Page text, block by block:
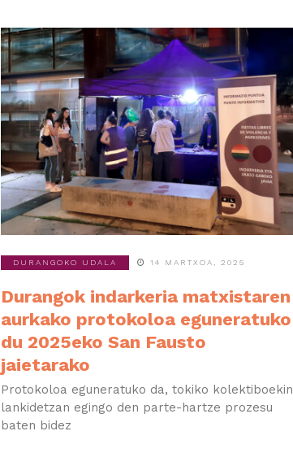
DURANGOKO UDALA 14 MARTXOA, 2025
Durangok indarkeria matxistaren
aurkako protokoloa eguneratuko
du 2025eko San Fausto
jaietarako
Protokoloa eguneratuko da, tokiko kolektiboekin
lankidetzan egingo den parte-hartze prozesu
baten bidez